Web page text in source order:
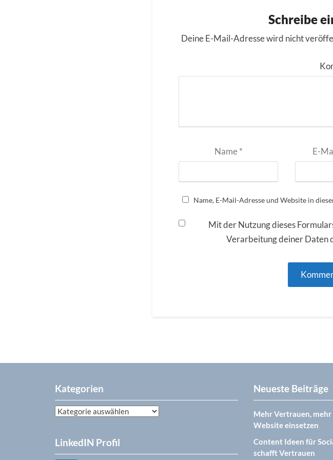
Schreibe
Deine E-Mail-Adresse wird nicht
Name* E-
Name, E-Mail-Adresse und Website in
Mit der Nutzung dieses
Verarbeitung deiner Daten
Kategorien
Kategorien
LinkedIN Profil
Neueste Beiträge
Mehr Vertrauen,
Website einsetzen
Content Ideen für
schafft Vertrauen